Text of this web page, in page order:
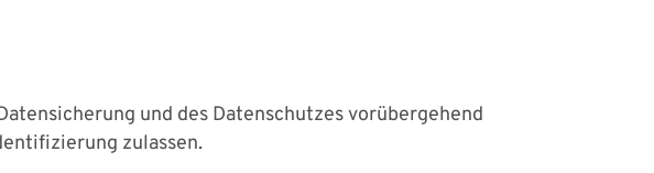
und des Datenschutzes vorübergehend
zulassen.